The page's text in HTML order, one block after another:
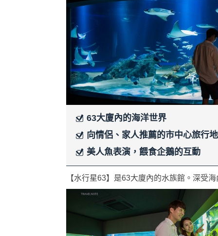
63大廈內的海洋世界
向情侶、家人推薦的市中心旅行
美人魚表演，餵食企鵝的互動
【水行星63】是63大廈內的水族館。深受